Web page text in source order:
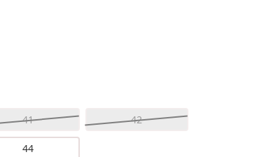
41 42
44